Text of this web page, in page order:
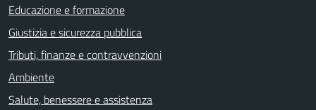
Educazione e formazione
Giustizia e sicurezza pubblica
Tributi, finanze e contravvenzioni
Ambiente
Salute, benessere e assistenza